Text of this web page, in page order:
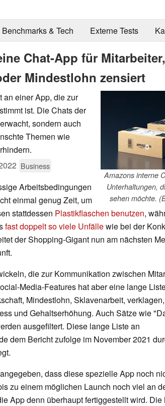
Benchmarks & Tech Externe Tests
Chat-App für
Mindestlohn zensiert
Amazons interne
Unterhaltungen,
sehen möchte.
an einer App, die zur
ist. Die Chats der
sondern auch
Themen wie
Business
Arbeitsbedingungen
einmal genug Zeit, um
stattdessen Plastikflaschen benutzen,
fast doppelt so viele Unfällewie bei der
der Shopping-Gigant nun am nächsten
die zur Kommunikation zwischen
Media-Features hat aber eine lange
Mindestlohn, Sklavenarbeit,
und Gehaltserhöhung. Auch Sätze wie
ausgefiltert. Diese lange Liste an
dem Bericht zufolge im November 2021
angegeben, dass diese spezielle App noch
zu einem möglichen Launch noch viel an
App denn überhaupt fertiggestellt wird. Die